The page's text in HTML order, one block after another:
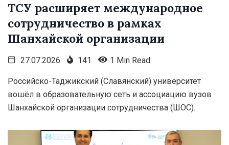
ТСУ расширяет международное
сотрудничество в рамках
Шанхайской организации
27.07.2026 141 1 Min Read
Российско-Таджикский (Славянский) университет
вошёл в образовательную сеть и ассоциацию вузов
Шанхайской организации сотрудничества (ШОС).